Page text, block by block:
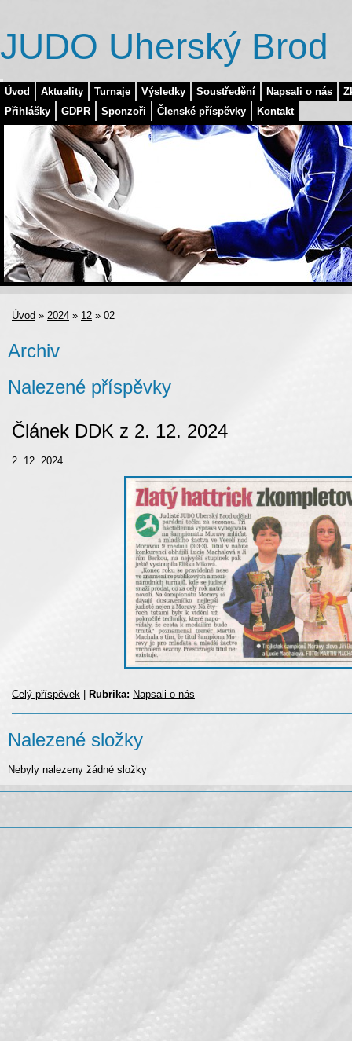
Úvod Aktuality Turnaje Výsledky Soustředění Napsali o nás
Přihlášky
GDPR Sponzoři Členské příspěvky Kontakt
JUDO Uherský Brod
Úvod » 2024 » 12 » 02
Archiv
Nalezené příspěvky
Článek DDK z 2. 12. 2024
2. 12. 2024
Celý příspěvek Rubrika: Napsali o nás
Nalezené složky
Nebyly nalezeny žádné složky